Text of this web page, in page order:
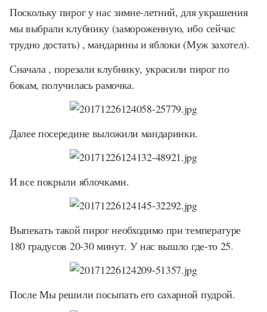
Поскольку пирог у нас зимне-летний, для украшения
мы выбрали клубнику (замороженную, ибо сейчас
трудно достать) , мандарины и яблоки (Муж захотел).
Сначала , порезали клубнику, украсили пирог по
бокам, получилась рамочка.
Далее посередине выложили мандаринки.
И все покрыли яблочками.
Выпекать такой пирог необходимо при температуре
180 градусов 20-30 минут. У нас вышло где-то 25.
После Мы решили посыпать его сахарной пудрой.